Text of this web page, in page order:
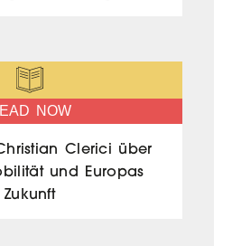
NOW
Clerici über
und Europas
Zukunft